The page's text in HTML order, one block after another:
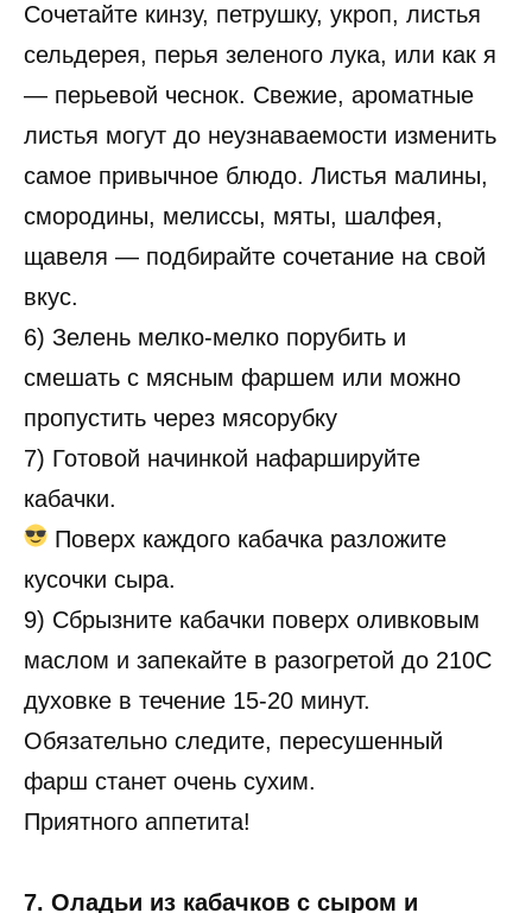
Сочетайте кинзу, петрушку, укроп, листья
сельдерея, перья зеленого лука, или как я
— перьевой чеснок. Свежие, ароматные
листья могут до неузнаваемости изменить
самое привычное блюдо. Листья малины,
смородины, мелиссы, мяты, шалфея,
щавеля — подбирайте сочетание на свой
вкус.
6) Зелень мелко-мелко порубить и
смешать с мясным фаршем или можно
пропустить через мясорубку
7) Готовой начинкой нафаршируйте
кабачки.
Поверх каждого кабачка разложите
кусочки сыра.
9) Сбрызните кабачки поверх оливковым
маслом и запекайте в разогретой до 210С
духовке в течение 15-20 минут.
Обязательно следите, пересушенный
фарш станет очень сухим.
Приятного аппетита!
7. Оладьи из кабачков с сыром и